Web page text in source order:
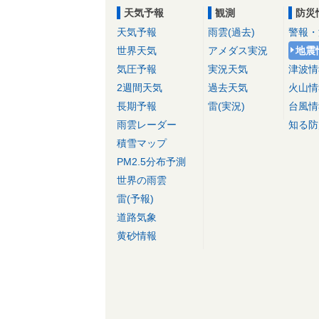
天気予報
天気予報
世界天気
気圧予報
2週間天気
長期予報
雨雲レーダー
積雪マップ
PM2.5分布予測
世界の雨雲
雷(予報)
道路気象
黄砂情報
観測
雨雲(過去)
アメダス実況
実況天気
過去天気
雷(実況)
防災
警報
地震
津波
火山
台風
知る